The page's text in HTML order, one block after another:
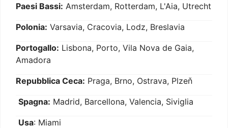
Paesi Bassi: Amsterdam, Rotterdam, L'Aia, Utrecht
Polonia: Varsavia, Cracovia, Lodz, Breslavia
Portogallo: Lisbona, Porto, Vila Nova de Gaia,
Amadora
Repubblica Ceca: Praga, Brno, Ostrava, Plzeň
Spagna: Madrid, Barcellona, Valencia, Siviglia
Usa: Miami